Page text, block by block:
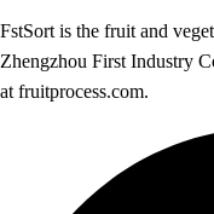
FstSort is the fruit and
Zhengzhou First Industry
at fruitprocess.com.